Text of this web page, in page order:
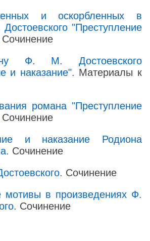
и оскорбленных в
"Преступление
Сочинение
Ф. М. Достоевского
и наказание". Материалы к
романа "Преступление
Сочинение
и наказание Родиона
Сочинение
Сочинение
мотивы в произведениях Ф.
Сочинение